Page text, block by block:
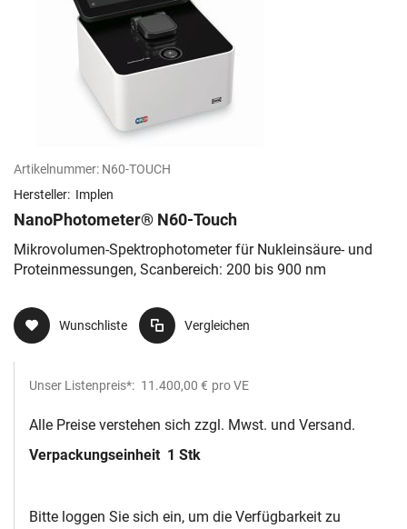
Artikelnummer: N60-TOUCH
Hersteller: Implen
NanoPhotometer® N60-Touch
Mikrovolumen-Spektrophotometer für Nukleinsäure- und
Proteinmessungen, Scanbereich: 200 bis 900 nm
Wunschliste Vergleichen
Unser Listenpreis*: 11.400,00 € pro VE
Alle Preise verstehen sich zzgl. Mwst. und Versand.
Verpackungseinheit 1 Stk
Bitte loggen Sie sich ein, um die Verfügbarkeit zu